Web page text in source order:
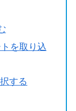
を取り込
する